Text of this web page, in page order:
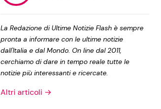
Privacy Policy
La Redazione di Ultime Notizie Flash è sempre
pronta a informare con le ultime notizie
dall'Italia e dal Mondo. On line dal 2011,
cerchiamo di dare in tempo reale tutte le
notizie più interessanti e ricercate.
Altri articoli →